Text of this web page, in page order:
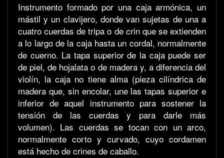
Instrumento formado por una caja armónica, un
mástil y un clavijero, donde van sujetas de una a
cuatro cuerdas de tripa o de crin que se extienden
a lo largo de la caja hasta un cordal, normalmente
de cuerno. La tapa superior de la caja puede ser
de piel, de hojalata o de madera y, a diferencia del
violín, la caja no tiene alma (pieza cilíndrica de
madera que, sin encolar, une las tapas superior e
inferior de aquel instrumento para sostener la
tensión de las cuerdas y para darle más
volumen). Las cuerdas se tocan con un arco,
normalmente corto y curvado, cuyo cordamen
está hecho de crines de caballo.